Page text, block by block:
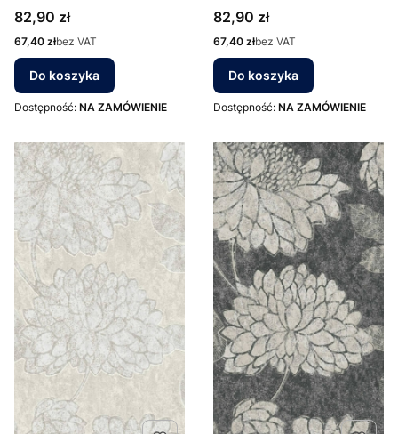
Cena
82,90 zł
Cena
67,40 złbez VAT
Do koszyka
Dostępność: NA ZAMÓWIENIE
Cena
82,90 zł
Cena
67,40 złbez VAT
Do koszyka
Dostępność: NA ZAMÓWIENIE